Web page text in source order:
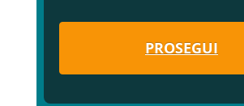
PROSEGUI